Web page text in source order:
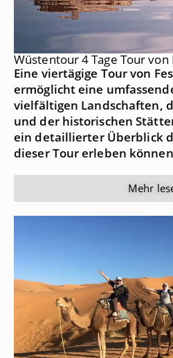
Wüstentour 4 Tage Tour von
Eine viertägige Tour von
ermöglicht eine
vielfältigen Landschaften,
und der historischen
ein detaillierter Überblick
dieser Tour erleben
Mehr